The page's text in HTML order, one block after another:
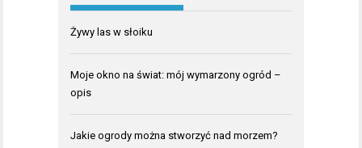
Żywy las w słoiku
Moje okno na świat: mój wymarzony ogród –
opis
Jakie ogrody można stworzyć nad morzem?